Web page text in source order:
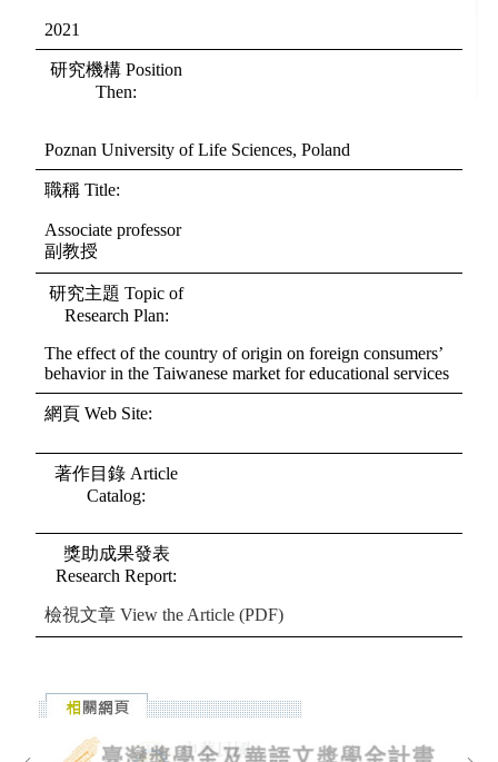
2021
研究機構 Position
Then:
Poznan University of Life Sciences, Poland
職稱 Title:
Associate professor
副教授
研究主題 Topic of
Research Plan:
The effect of the country of origin on foreign consumers’
behavior in the Taiwanese market for educational services
網頁 Web Site:
著作目錄 Article
Catalog:
獎助成果發表
Research Report:
檢視文章 View the Article (PDF)